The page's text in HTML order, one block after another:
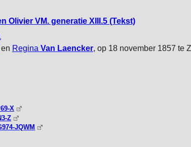
Olivier VM. generatie XIII.5 (Tekst)
en Regina Van Laencker, op 18 november 1857 te
X
Z
JQWM